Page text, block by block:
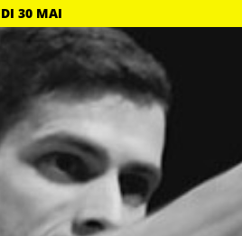
30 MAI